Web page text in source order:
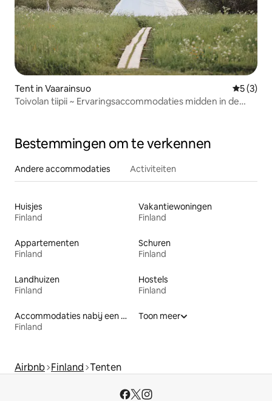
Tent in Vaarainsuo
5 (3)
Toivolan tiipii ~ Ervaringsaccommodaties midden in de
Bestemmingen om te verkennen
Andere accommodaties Activiteiten
Huisjes
Finland
Vakantiewoningen
Finland
Appartementen
Finland
Schuren
Finland
Landhuizen
Finland
Hostels
Finland
Accommodaties nabij een meer
Finland
Toon meer
Airbnb Finland Tenten